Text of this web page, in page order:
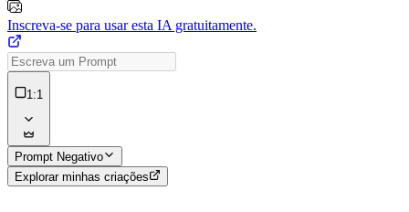
Inscreva-se para usar esta IA gratuitamente.
1:1
Prompt Negativo
Explorar minhas criações